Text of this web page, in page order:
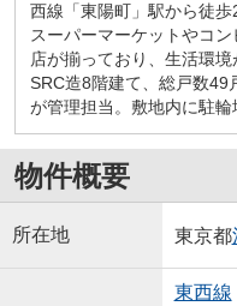
西線「東陽町」駅から徒
スーパーマーケットやコ
店が揃っており、生活環
SRC造8階建て、総戸数49
が管理担当。敷地内に駐輪
物件概要
所在地 東京都
東西線